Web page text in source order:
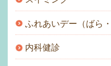
ふれあいデー（ばら
内科健診